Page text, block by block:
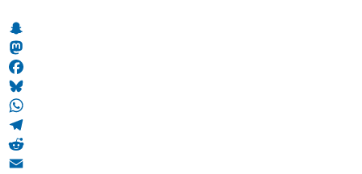
Snapchat
Mastodon
Facebook
Bluesky
WhatsApp
Telegram
Reddit